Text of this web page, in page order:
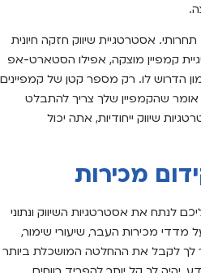
אסטרטגיית שיווק חזקה חיונית
קמפיין מוצקה, אפילו הסטארט-אפ
הדרוש לו. רק מספר קטן של קמפיינים
שהקמפיין שלך צריך להתבלט
שיווק ייחודיות, אתה יכול
מכירות
לנתח את אסטרטגיות השיווק ונתוני
מכירות העבר, שיעורי שימור,
לך לקבל את ההחלטה המושכלת ביותר